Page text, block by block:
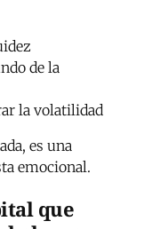
de la
la volatilidad
es una
emocional.
que